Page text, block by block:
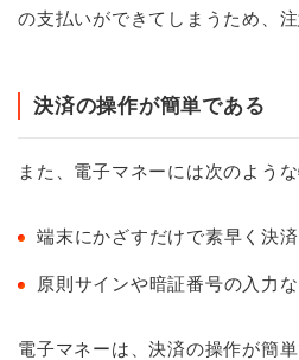
の支払いができてしまうため、注
決済の操作が簡単である
また、電子マネーには次のよう
端末にかざすだけで素早く決
原則サインや暗証番号の入力
電子マネーは、決済の操作が簡